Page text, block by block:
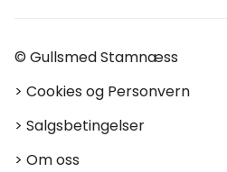
© Gullsmed Stamnæss
> Cookies og Personvern
> Salgsbetingelser
> Om oss